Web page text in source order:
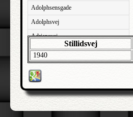
Adolphsensgade
Adolphsvej
Adriansvej
Aftenbakken
Agavevej
Agerlandsvej
Agermosen
Stillidsvej
1940